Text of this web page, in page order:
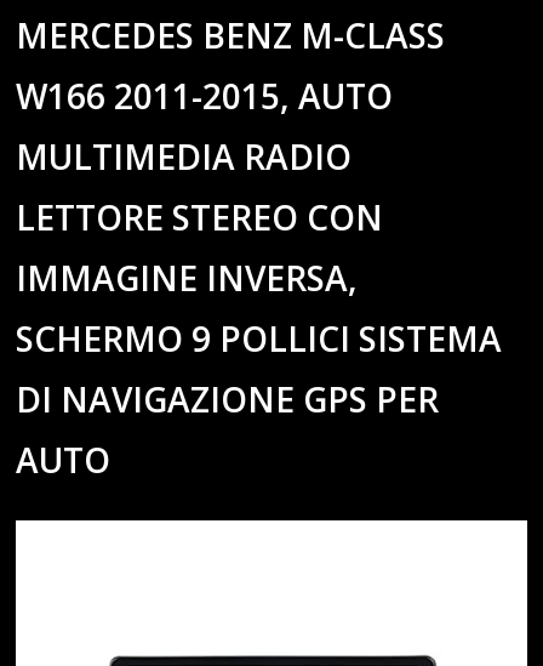
MERCEDES BENZ M-CLASS
W166 2011-2015, AUTO
MULTIMEDIA RADIO
LETTORE STEREO CON
IMMAGINE INVERSA,
SCHERMO 9 POLLICI SISTEMA
DI NAVIGAZIONE GPS PER
AUTO